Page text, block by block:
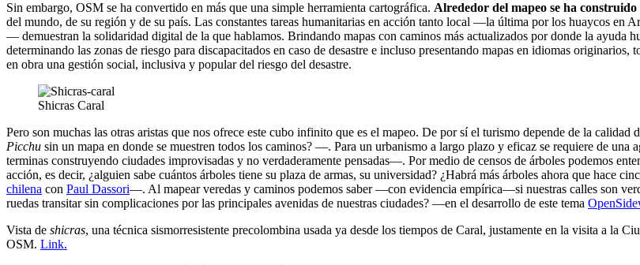
Sin embargo, OSM se ha convertido en más que una simple herramienta cartográfica. Alrededor del mapeo se ha
del mundo, de su región y de su país. Las constantes tareas humanitarias en acción tanto local —la última por los huaycos
— demuestran la solidaridad digital de la que hablamos. Brindando mapas con caminos más actualizados por donde la ayuda
determinando las zonas de riesgo para discapacitados en caso de desastre e incluso presentando mapas en idiomas
en obra una gestión social, inclusiva y popular del riesgo del desastre.
Shicras Caral
Pero son muchas las otras aristas que nos ofrece este cubo infinito que es el mapeo. De por sí el turismo depende de la
Picchu sin un mapa en donde se muestren todos los caminos? —. Para un urbanismo a largo plazo y eficaz se requiere de
terminas construyendo ciudades improvisadas y no verdaderamente pensadas—. Por medio de censos de árboles podemos
acción, es decir, ¿alguien sabe cuántos árboles tiene su plaza de armas, su universidad? ¿Habrá más árboles ahora que hace
chilena con Paul Dassori—. Al mapear veredas y caminos podemos saber —con evidencia empírica—si nuestras calles son
ruedas transitar sin complicaciones por las principales avenidas de nuestras ciudades? —en el desarrollo de este tema
Vista de shicras, una técnica sismorresistente precolombina usada ya desde los tiempos de Caral, justamente en la visita a la
OSM. Link.